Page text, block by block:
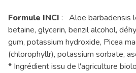
Formule INCI : Aloe barbadensis
betaine, glycerin, benzil alcohol,
gum, potassium hydroxide, Picea
(chlorophyllr), potassium sorbate,
* Ingrédient issu de l'agriculture